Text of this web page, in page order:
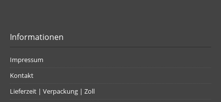
Informationen
Impressum
Kontakt
Lieferzeit | Verpackung | Zoll